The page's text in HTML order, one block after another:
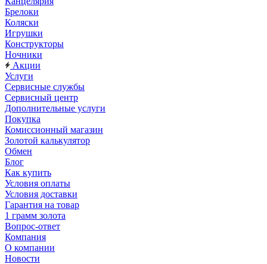
Брелоки
Коляски
Игрушки
Конструкторы
Ночники
Акции
Услуги
Сервисные службы
Сервисный центр
Дополнительные услуги
Покупка
Комиссионный магазин
Золотой калькулятор
Обмен
Блог
Как купить
Условия оплаты
Условия доставки
Гарантия на товар
1 грамм золота
Вопрос-ответ
Компания
О компании
Новости